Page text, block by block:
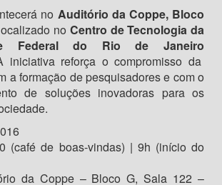
no Auditório da Coppe, Bloco
no Centro de Tecnologia da
Federal do Rio de Janeiro
iniciativa reforça o compromisso da
a formação de pesquisadores e com o
de soluções inovadoras para os
(café de boas-vindas) | 9h (início do
da Coppe – Bloco G, Sala 122 –